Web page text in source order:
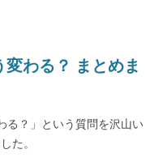
わる？ まとめま
る？」という質問を沢山い
た。